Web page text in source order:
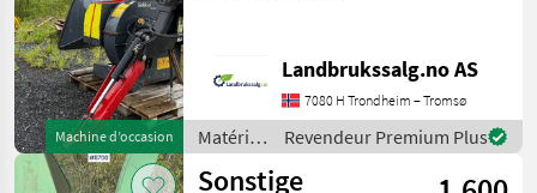
Machine d’occasion
upon request: 9101 See
en.landbrukssalg.no/9101
for more images Spe
Landbrukssalg.no AS
7080 H Trondheim – Tromsø
Matériels
forestiers
et
Revendeur Premium Plus
Sonstige